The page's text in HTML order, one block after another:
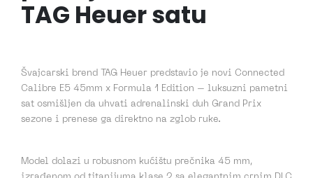
TAG Heuer satu
Švajcarski brend TAG Heuer predstavio je novi Connected
Calibre E5 45mm x Formula 1 Edition – luksuzni pametni
sat osmišljen da uhvati adrenalinski duh Grand Prix
sezone i prenese ga direktno na zglob ruke.
Model dolazi u robusnom kućištu prečnika 45 mm,